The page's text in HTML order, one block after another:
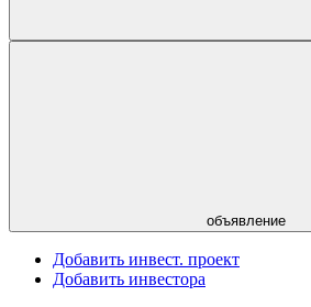
объявление
Добавить инвест. проект
Добавить инвестора